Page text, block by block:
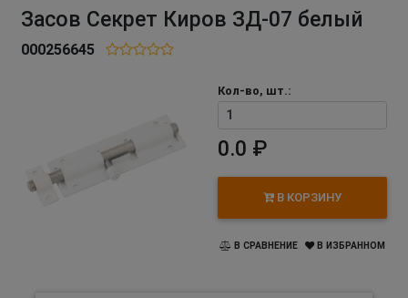
Засов Секрет Киров ЗД-07 белый
000256645
Кол-во, шт.:
0.0 ₽
В КОРЗИНУ
В СРАВНЕНИЕ В ИЗБРАННОМ